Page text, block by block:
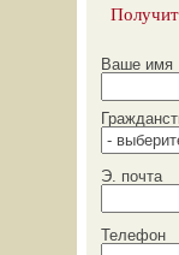
Ваше имя
Э. почта
Телефон